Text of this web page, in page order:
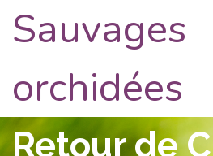
Sauvages
orchidées
Retour de